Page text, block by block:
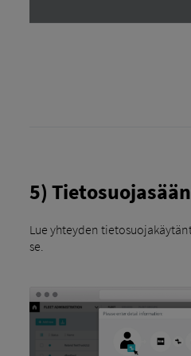
5)
Lue yhteyden
se.